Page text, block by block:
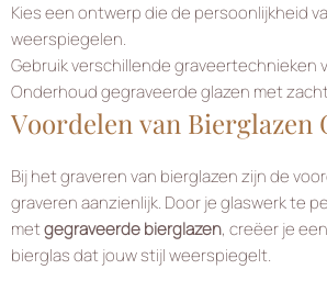
Kies een ontwerp die de persoonlijkheid
weerspiegelen.
Gebruik verschillende graveertechnieken
Onderhoud gegraveerde glazen met
Voordelen van Bierglazen
Bij het graveren van bierglazen zijn de
graveren aanzienlijk. Door je glaswerk te
metgegraveerde bierglazen, creëer je
bierglas dat jouw stijl weerspiegelt.